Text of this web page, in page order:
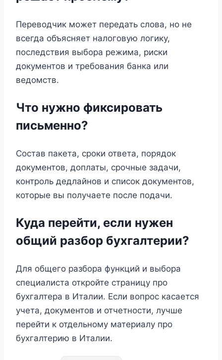
Переводчик может передать слова, но не
всегда объясняет налоговую логику,
последствия выбора режима, риски
документов и требования банка или
ведомств.
Что нужно фиксировать
письменно?
Состав пакета, сроки ответа, порядок
документов, доплаты, срочные задачи,
контроль дедлайнов и список документов,
которые вы получаете после подачи.
Куда перейти, если нужен
общий разбор бухгалтерии?
Для общего разбора функций и выбора
специалиста откройте страницу про
бухгалтера в Италии. Если вопрос касается
учета, документов и отчетности, лучше
перейти к отдельному материалу про
бухгалтерию в Италии.